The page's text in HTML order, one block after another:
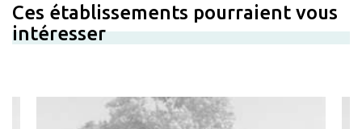
Ces établissements pourraient vous
intéresser